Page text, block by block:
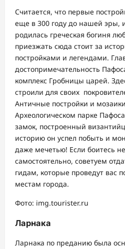
Считается, что первые
еще в 300 году до нашей эры,
родилась греческая богиня
приезжать сюда стоит за
постройками и легендами.
достопримечательность
комплекс Гробницы царей.
строили для своих
Античные постройки и
Археологическом парке
замок, построенный
историю он успел побыть и
даже мечетью! Если боитесь
самостоятельно, советуем
гидам, которые проведут вас
местам города.
Фото: img.tourister.ru
Ларнака
Ларнака по преданию была